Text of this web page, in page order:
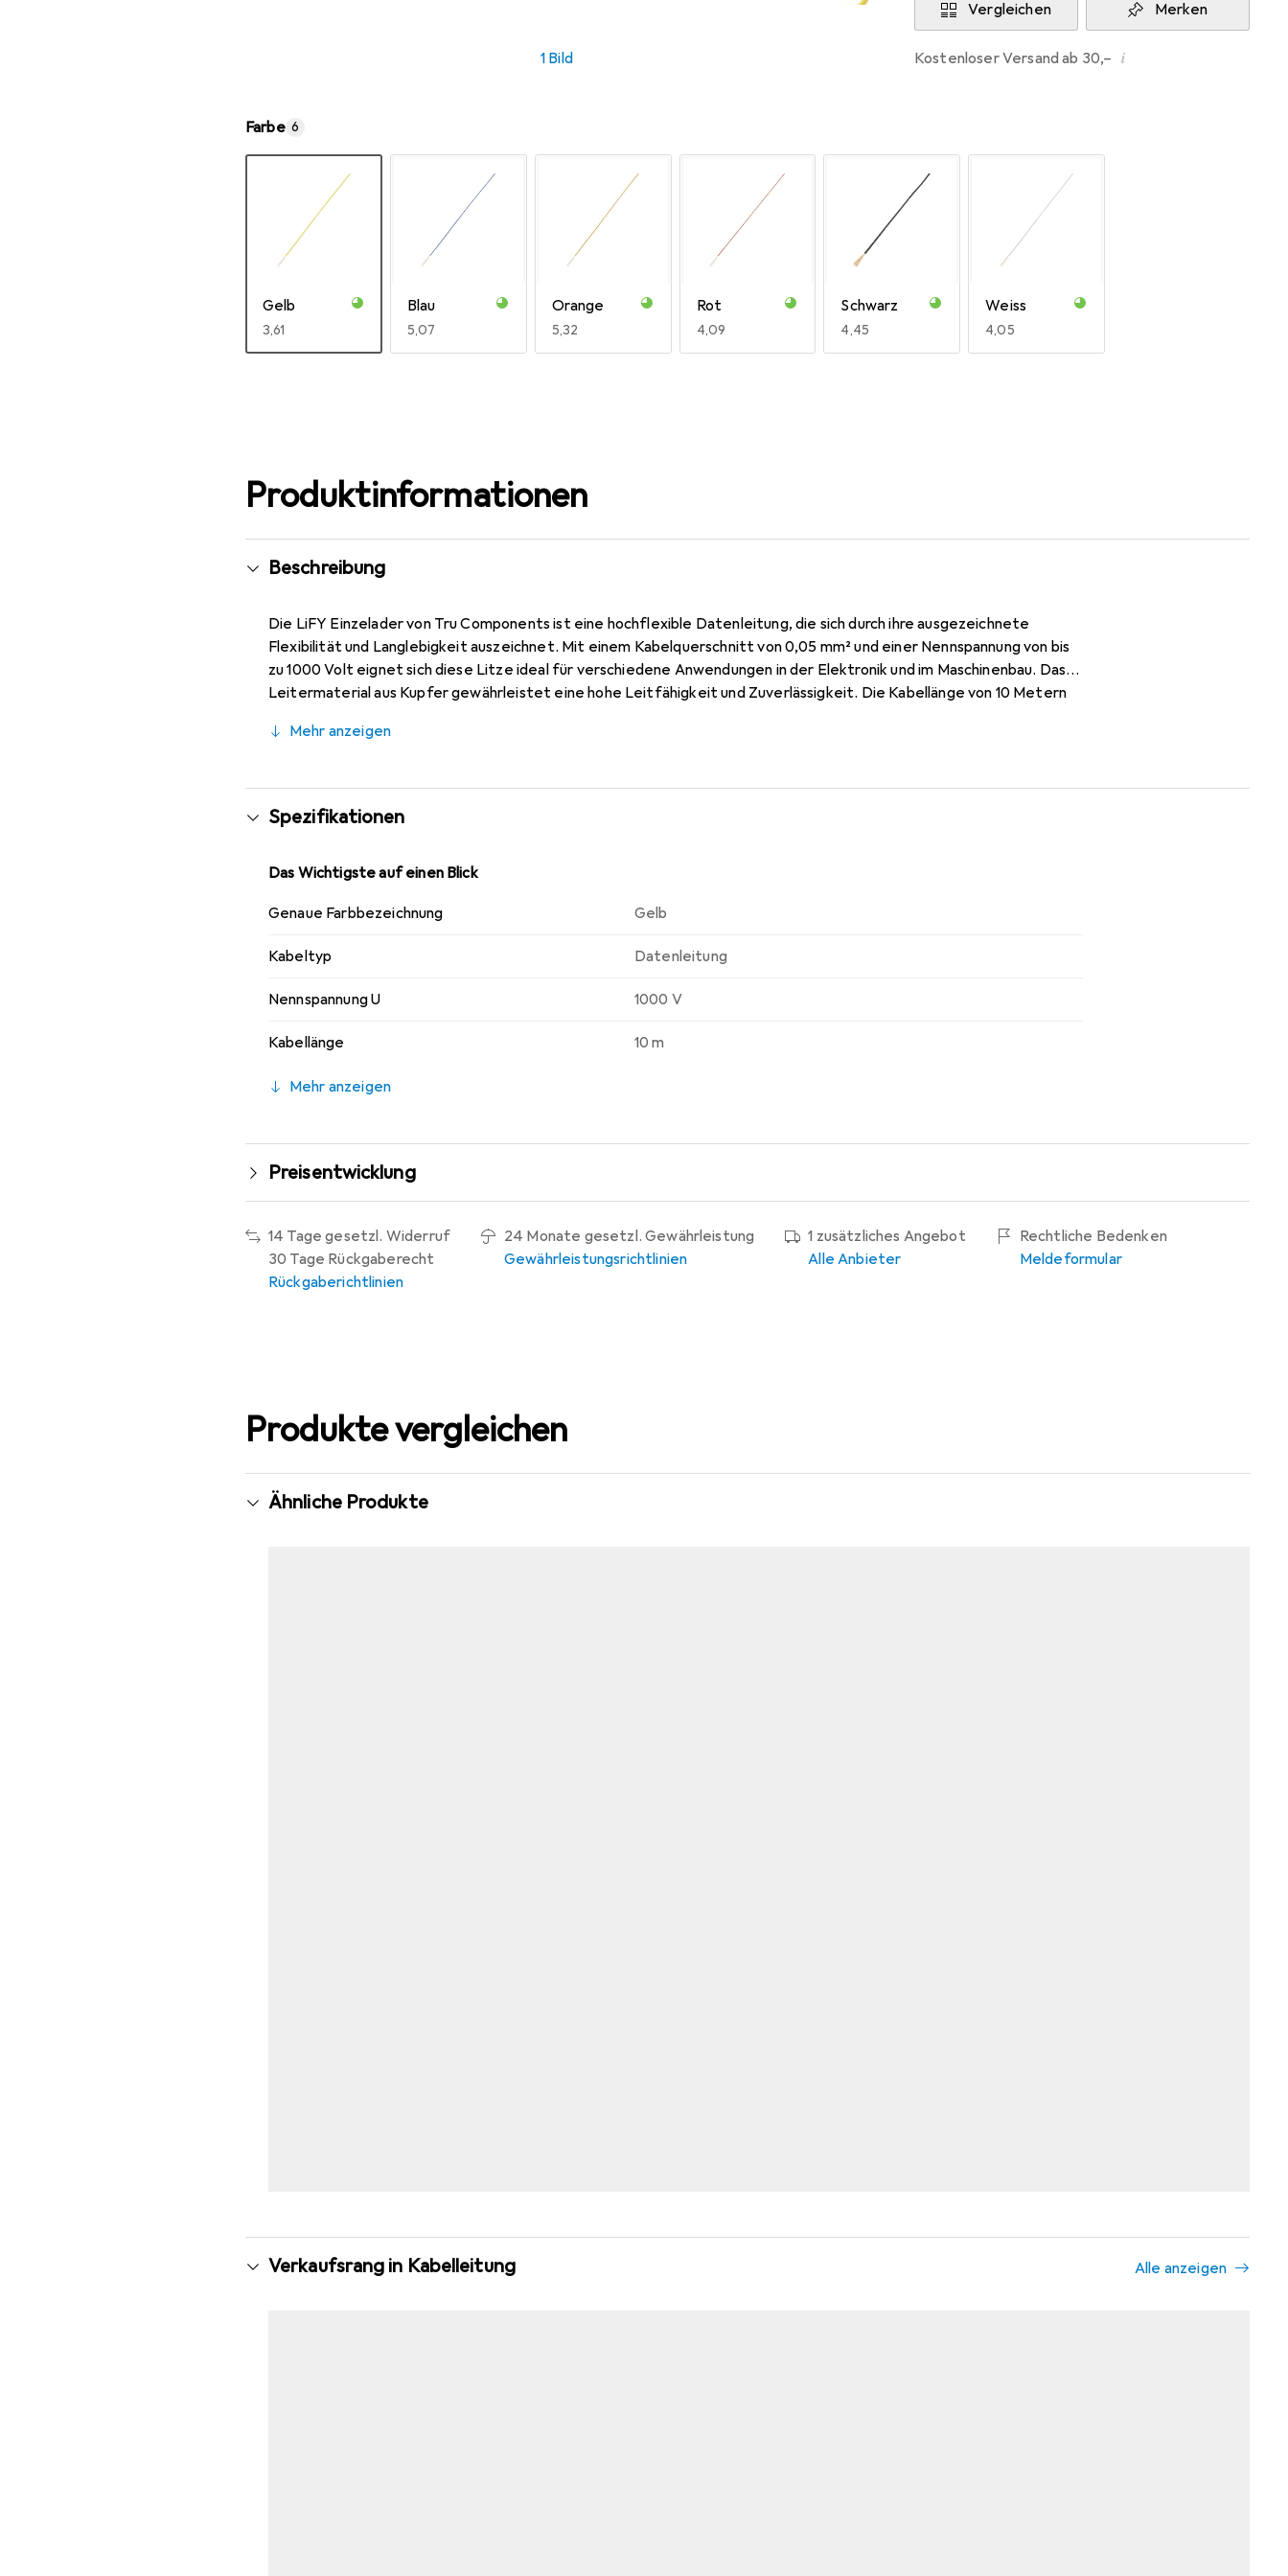
1 Bild
Vergleichen Merken
Kostenloser Versand ab 30,– i
Farbe 6
Gelb
EUR
3,61
Blau
EUR
5,07
Orange
EUR
5,32
Rot
EUR
4,09
Schwarz
EUR
4,45
Weiss
EUR
4,05
Produktinformationen
Beschreibung
Die LiFY Einzelader von Tru Components ist eine hochflexible Datenleitung, die sich durch ihre ausgezeichnete
Flexibilität und Langlebigkeit auszeichnet. Mit einem Kabelquerschnitt von 0,05 mm² und einer Nennspannung von bis
zu 1000 Volt eignet sich diese Litze ideal für verschiedene Anwendungen in der Elektronik und im Maschinenbau. Das
Leitermaterial aus Kupfer gewährleistet eine hohe Leitfähigkeit und Zuverlässigkeit. Die Kabellänge von 10 Metern
Sichtbarkeit, was die Handhabung und Installation erleichtert. Diese Einzelader ist eine hervorragende Wahl für alle,
Mehr anzeigen
Spezifikationen
Das Wichtigste auf einen Blick
Genaue Farbbezeichnung Gelb
Kabeltyp Datenleitung
Nennspannung U 1000 V
Kabellänge 10 m
Mehr anzeigen
Preisentwicklung
14 Tage gesetzl. Widerruf
30 Tage Rückgaberecht
Rückgaberichtlinien
24 Monate gesetzl. Gewährleistung
Gewährleistungsrichtlinien
1 zusätzliches Angebot
Alle Anbieter
Rechtliche Bedenken
Meldeformular
Produkte vergleichen
Ähnliche Produkte
Verkaufsrang in Kabelleitung Alle anzeigen